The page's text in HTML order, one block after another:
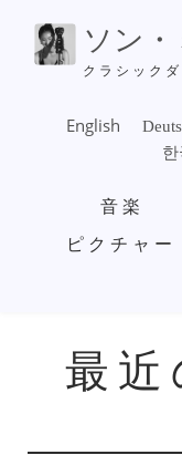
ソン
クラシック
English
한
音楽
ピクチャー
最近